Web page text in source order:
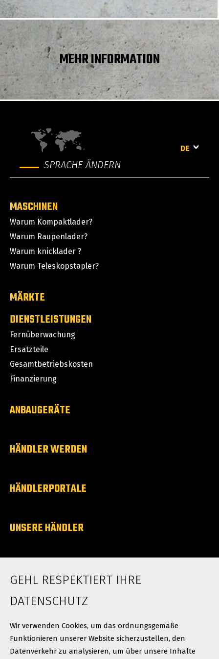
Hinterer Überhangwinkel 21 °
Wendekreis – vorne mit Schaufel 1869 mm
hinterer Böschungswinkel 21 °
MEHR INFORMATION
SPRACHE ÄNDERN
DE
MASCHINEN
Warum Kompaktlader?
Warum Raupenlader?
Warum knicklader ?
Warum Teleskopstapler?
MÄRKTE
DIENSTLEISTUNGEN
Fernüberwachung
Ersatzteile
Gesamtbetriebskosten
Finanzierung
ANBAUGERÄTE
HÄNDLER WERDEN
HÄNDLERPORTALE
UNSERE HÄNDLER
Karriere
Neuigkeiten
GEHL RESPEKTIERT IHRE
DATENSCHUTZ
Wir verwenden Cookies, um das ordnungsgemäße
Funktionieren unserer Website sicherzustellen, den
Datenverkehr zu analysieren, um über unsere Inhalte